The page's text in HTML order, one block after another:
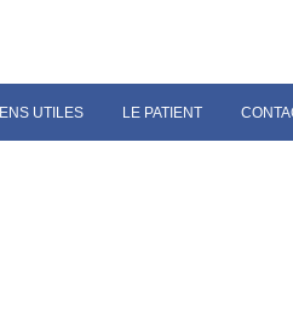
UTILES LE PATIENT